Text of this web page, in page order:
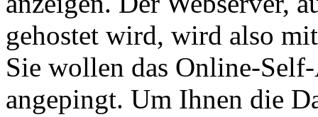
gehostet wird, wird also
Sie wollen das Online-
angepingt. Um Ihnen die